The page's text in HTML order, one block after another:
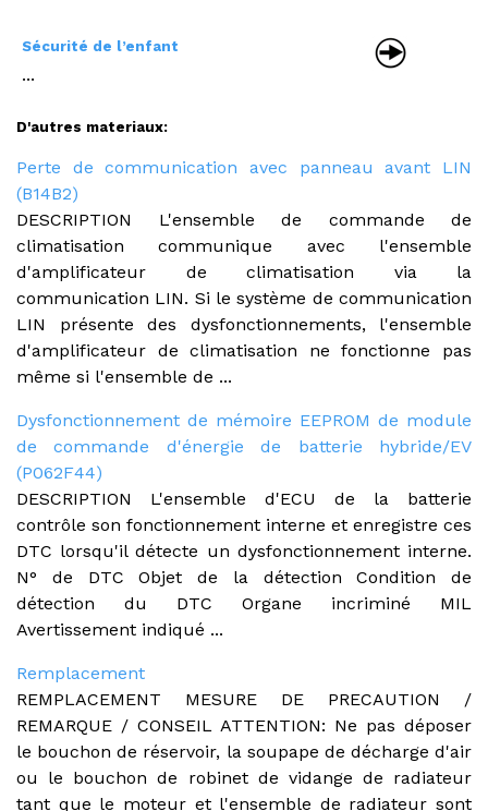
Sécurité de l’enfant
...
D'autres materiaux:
Perte de communication avec panneau avant LIN
(B14B2)
DESCRIPTION L'ensemble de commande de
climatisation communique avec l'ensemble
d'amplificateur de climatisation via la
communication LIN. Si le système de communication
LIN présente des dysfonctionnements, l'ensemble
d'amplificateur de climatisation ne fonctionne pas
même si l'ensemble de ...
Dysfonctionnement de mémoire EEPROM de module
de commande d'énergie de batterie hybride/EV
(P062F44)
DESCRIPTION L'ensemble d'ECU de la batterie
contrôle son fonctionnement interne et enregistre ces
DTC lorsqu'il détecte un dysfonctionnement interne.
N° de DTC Objet de la détection Condition de
détection du DTC Organe incriminé MIL
Avertissement indiqué ...
Remplacement
REMPLACEMENT MESURE DE PRECAUTION /
REMARQUE / CONSEIL ATTENTION: Ne pas déposer
le bouchon de réservoir, la soupape de décharge d'air
ou le bouchon de robinet de vidange de radiateur
tant que le moteur et l'ensemble de radiateur sont